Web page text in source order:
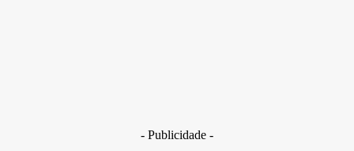
- Publicidade -